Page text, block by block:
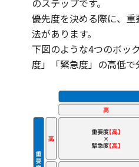
優先度を決める際に、
法があります。
下図のような4つのボッ
度」「緊急度」の高低で